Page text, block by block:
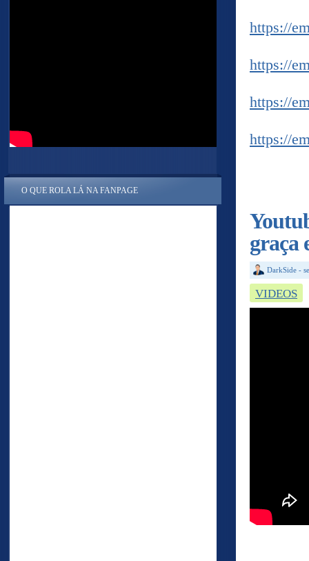
https://
https://
https://
https://
graça
DarkSide -
VIDEOS
O QUE ROLA LÁ NA FANPAGE